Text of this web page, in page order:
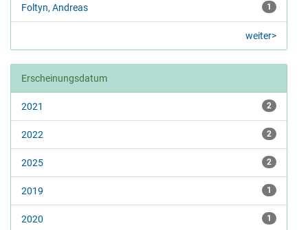
1
Foltyn, Andreas
weiter>
Erscheinungsdatum
2
2021
2
2022
2
2025
1
2019
1
2020